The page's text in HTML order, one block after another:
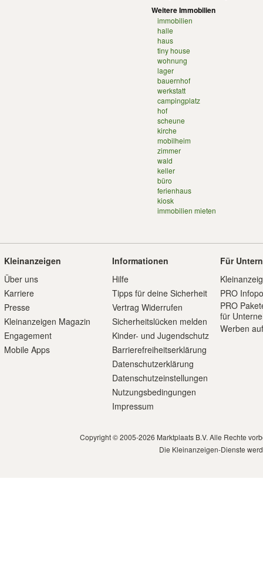
Weitere Immobilien
immobilien
halle
haus
tiny house
wohnung
lager
bauernhof
werkstatt
campingplatz
hof
scheune
kirche
mobilheim
zimmer
wald
keller
büro
ferienhaus
kiosk
immobilien mieten
Kleinanzeigen
Über uns
Karriere
Presse
Kleinanzeigen Magazin
Engagement
Mobile Apps
Informationen
Hilfe
Tipps für deine Sicherheit
Vertrag Widerrufen
Sicherheitslücken melden
Kinder- und Jugendschutz
Barrierefreiheitserklärung
Datenschutzerklärung
Datenschutzeinstellungen
Nutzungsbedingungen
Impressum
Für
PRO
PRO
für
Werben
Copyright © 2005-2026 Marktplaats B.V. Alle Rechte
Die Kleinanzeigen-Dienste